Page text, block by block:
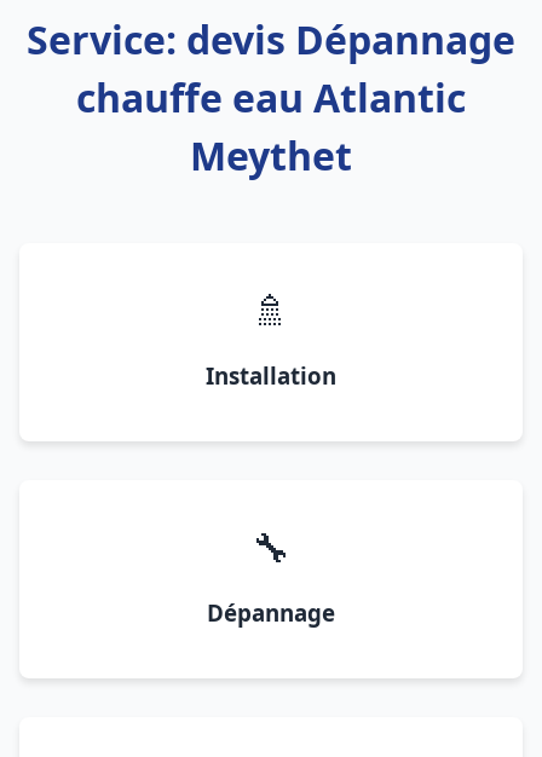
Service: devis Dépannage
chauffe eau Atlantic
Meythet
🚿
Installation
🔧
Dépannage